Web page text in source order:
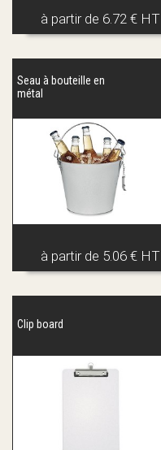
à partir de 6.72 € HT
Seau à bouteille en
métal
à partir de 5.06 € HT
Clip board